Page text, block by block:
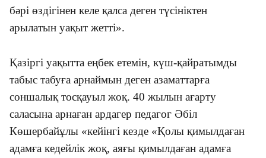
бәрі өздігінен келе қалса деген түсініктен
арылатын уақыт жетті».
Қазіргі уақытта еңбек етемін, күш-қайратымды
табыс табуға арнаймын деген азаматтарға
соншалық тосқауыл жоқ. 40 жылын ағарту
саласына арнаған ардагер педагог Әбіл
Көшербайұлы «кейінгі кезде «Қолы қимылдаған
адамға кедейлік жоқ, аяғы қимылдаған адамға